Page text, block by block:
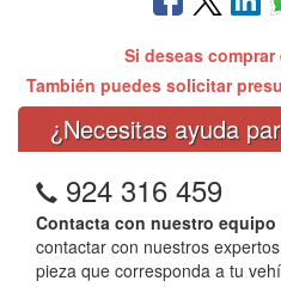
Si deseas
También puedes solicitar
¿Necesitas ayuda
924 316 459
Contacta con nuestro equipo
contactar con nuestros
pieza que corresponda a tu